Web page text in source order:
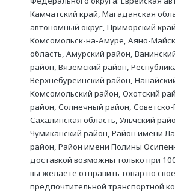
Камчатский край, Магаданская
автономный округ, Приморский
Комсомольск-на-Амуре, Аяно-
область, Амурский район,
район, Вяземский район,
Верхнебуреинский район,
Комсомольский район, Охотский
район, Солнечный район, Советско-
Сахалинская область, Ульчский
Чумиканский район, Район имени
район, Район имени Полины
доставкой возможны только при
вы желаете отправить товар по
предпочтительной транспортной